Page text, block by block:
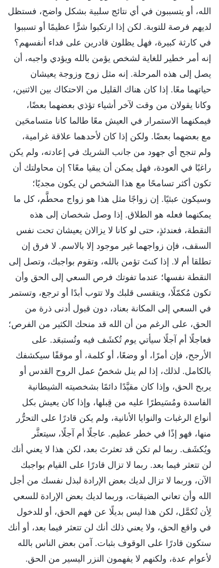
الله، أو يتسببون في أي نتائج سلبية بشكل واضح، فستظل
لديهم فرصة للتوبة. لكن إذا ارتكبوا شرًّا عظيمًا أو تسببوا
في كارثة كبيرة، فهل يظلون قادرين على فداء أنفسهم؟
إنه أمر خطير للغاية لشخص يؤمن بالله ويؤدي واجبه، أن
يصل إلى هذه المرحلة. إنه مثل زوج وزوجة يعيشان
حياتهما معًا. إذا كان هناك القليل من الاحتكاك بين الاثنين،
وكانا يقولان من وقت لآخر أشياء تؤذي بعضهما بعضًا،
فيمكنهما الاستمرار في العيش معًا طالما كانا متسامحَين
مع بعضهما بعضًا. ولكن إذا كان لأحدهما علاقة غرامية،
ولم تنجح أي جهود من جانب الشريك في إعادته، ولم يكن
راغبًا في العودة، فهل يمكن أن يبقيا معًا؟ إن محاولتك أن
تكون أكثر تسامحًا مع هذا الشخص لن يكون مجديًا؛
وسيكون عبثيًا. إن زواجًا مثل هذا هو زواج محطَّم، كل ما
يمكنهما فعله هو الطلاق. إذا وصل شخصان إلى هذه
النقطة، فعندئذٍ، حتى لو كانا لا يزالان يعيشان تحت نفس
السقف، فإن زواجهما غير موجود إلا بالاسم. لا فرق إن
تطلقا أم لا. إذا كنتَ تؤمن بالله، وتقوم بواجبك، وتصل إلى
النقطة نفسها؛ عندما تفوتك فرص السعي إلى الحق وأن
تكون مُكمّلًا، ويتقسى قلبك ولا تتوب أبدًا أو ترجع، وتستمر
في السعي إلى المكانة بعناد، دون قبول أدنى ذرة من
الحق، على الرغم من أن الله قد منحك الكثير من الفرص؛
فعاجلًا أم آجلًا سيأتي يوم تُكشَف فيه وتُستبعَد. على
الأرجح، فإن أمرًا، أو وضعًا، أو كلمة، أو موقفًا سيكشفك
بالكامل. لذلك، إذا لم ينل شخصٌ عمل الروح القدس أو
يربح الحق، وإذا كان مقيَّدًا دائمًا بشخصيته الشيطانية
الفاسدة ومُسَيطرًا عليه من قِبلها، وإذا كان يعيش بكل
أنواع الرغبات والنوايا الأنانية، ولم يكن قادرًا على التحرُّر
منها، فهو إذًا في خطر عظيم. عاجلًا أم آجلًا، سيتعثَّر
ويُكشَف. ربما لم تكن قد تعثرتَ بعد، لكن هذا لا يعني أنك
لن تتعثر فيما بعد. ربما لا تزال قادرًا على القيام بواجبك
الآن، وربما لا تزال لديك بعض الإرادة لبذل نفسك من أجل
الله وأن تعاني الضيقات، وربما لديك بعض الإرادة للسعي
لِأن تُكمَّل، لكن هذا ليس بديلًا عن فهم الحق، أو للدخول
في واقع الحق، ولا يعني ذلك أنك لن تتعثر فيما بعد، أو أنك
ستكون قادرًا على الوقوف بثبات. آمن بعض الناس بالله
لأعوام عدة، ولكنهم لا يفهمون النزر اليسير من الحق.